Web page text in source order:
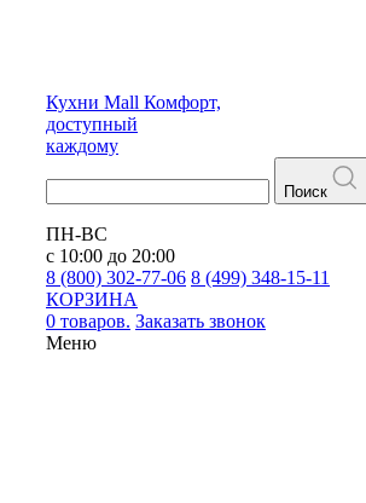
Кухни Mall Комфорт,
доступный
каждому
Поиск
ПН-ВС
с 10:00 до 20:00
8 (800) 302-77-06 8 (499) 348-15-11
КОРЗИНА
0 товаров. Заказать звонок
Меню